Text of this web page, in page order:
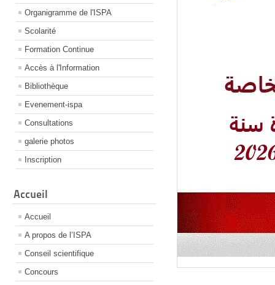
Organigramme de l'ISPA
Scolarité
Formation Continue
Accès à l'Information
Bibliothèque
Evenement-ispa
Consultations
galerie photos
Inscription
Accueil
Accueil
A propos de l’ISPA
Conseil scientifique
Concours